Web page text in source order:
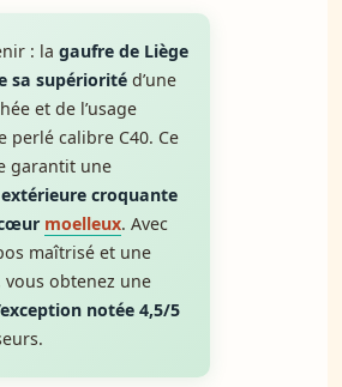
: la gaufre de Liège
sa supériorité d’une
et de l’usage
perlé calibre C40. Ce
garantit une
croquante
moelleux. Avec
maîtrisé et une
vous obtenez une
notée 4,5/5